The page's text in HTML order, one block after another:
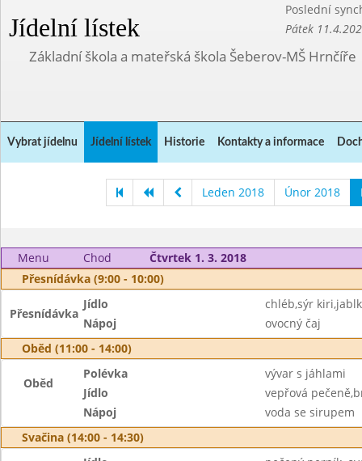
Jídelní lístek
Poslední
Pátek
Základní škola a mateřská škola Šeberov-MŠ Hrnčíře
Vybrat jídelnu Jídelní lístek Historie Kontakty a informace
Leden 2018 Únor 2018
Menu Chod
Čtvrtek 1. 3. 2018
Přesnídávka (9:00 - 10:00)
Přesnídávka
Jídlo
chléb,sýr
Nápoj
ovocný čaj
Oběd (11:00 - 14:00)
Oběd
Polévka
vývar s jáhlami
Jídlo
vepřová
Nápoj
voda se sirupem
Svačina (14:00 - 14:30)